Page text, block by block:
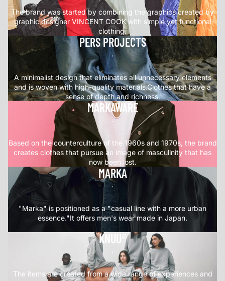
The brand was started by combining the graphics created by
graphic designer VINCENT COOK with simple yet functional
clothing.
PERS PROJECTS
.
A minimalist design that eliminates all unnecessary elements
and is woven with high-quality materials.Clothes that have a
sense of depth and richness.
MARKAWARE
.
Based on the counterculture of the 1960s and 1970s, the brand
creates clothes that pursue an image of masculinity that has
now been lost.
MARKA
.
"Marka" is positioned as a "casual line with a more urban
essence."It offers men's wear made in Japan.
KNUU®
The items are created from a wide range of experiences and